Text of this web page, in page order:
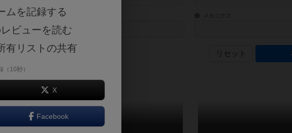
世界観や登場人物などモチーフ・ストーリーを指定することができます。直感的にゲームシス
テーマ/フレーバー
×カードゲーム
ゲーム性を構成するコアシステ
リセット
ムを記録する
ビューを読む
有リストの共有
（10秒）
X
Facebook